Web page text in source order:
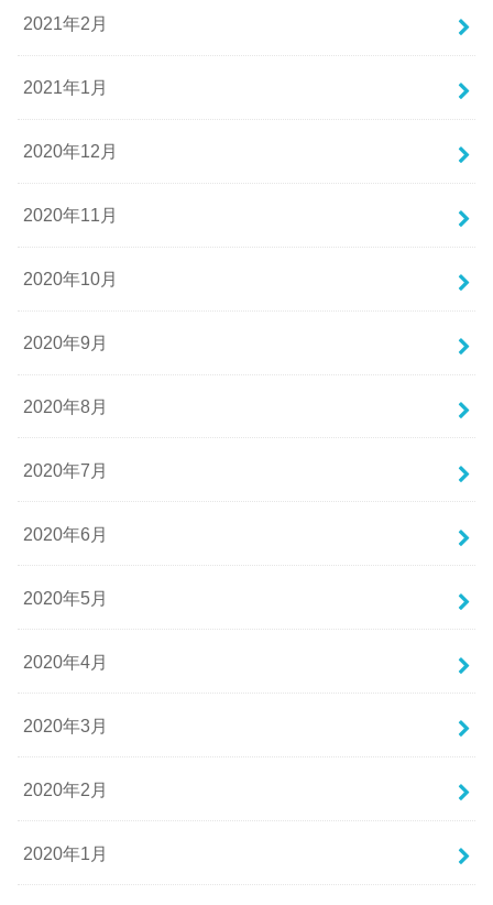
2021年2月
2021年1月
2020年12月
2020年11月
2020年10月
2020年9月
2020年8月
2020年7月
2020年6月
2020年5月
2020年4月
2020年3月
2020年2月
2020年1月